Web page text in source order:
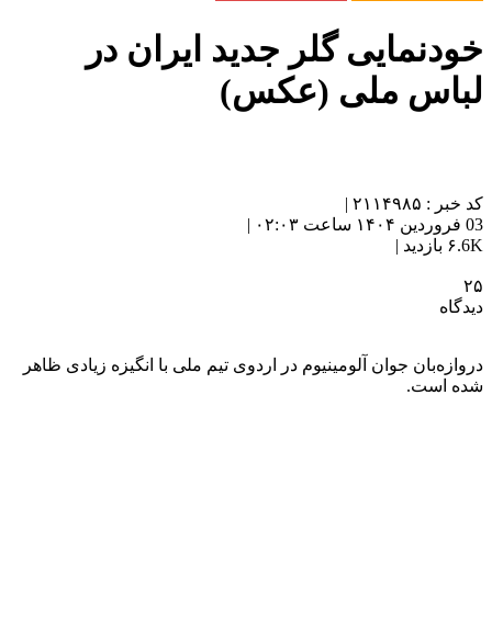
خودنمایی گلر جدید ایران در
لباس ملی (عکس)
کد خبر : ۲۱۱۴۹۸۵ |
03 فروردین ۱۴۰۴ ساعت ۰۲:۰۳ |
۶.6K بازدید |
۲۵
دیدگاه
دروازه‌بان جوان آلومینیوم در اردوی تیم ملی با انگیزه زیادی ظاهر
شده است.